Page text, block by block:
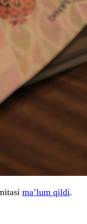
ma’lum qildi.